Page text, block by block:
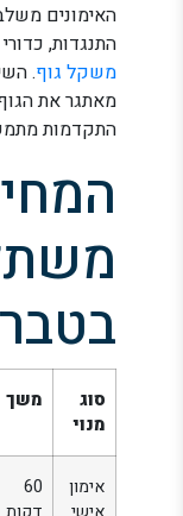
האימונים
התנגדות,
משקל גוף.
מאתגר את
התקדמות
סוג
מנוי
משך
אימון
60